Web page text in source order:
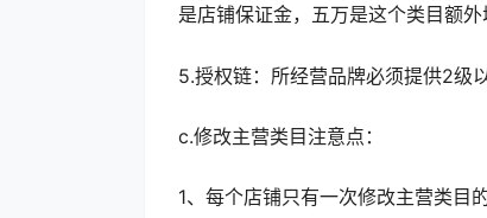
是店铺保证金，五万是这个类目额外
5.授权链：所经营品牌必须提供2级
c.修改主营类目注意点：
1、每个店铺只有一次修改主营类目